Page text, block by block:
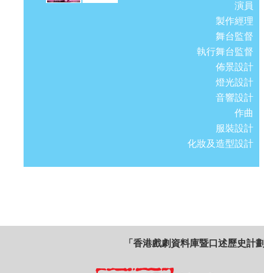
演員
製作經理
舞台監督
執行舞台監督
佈景設計
燈光設計
音響設計
作曲
服裝設計
化妝及造型設計
「香港戲劇資料庫暨口述歷史計